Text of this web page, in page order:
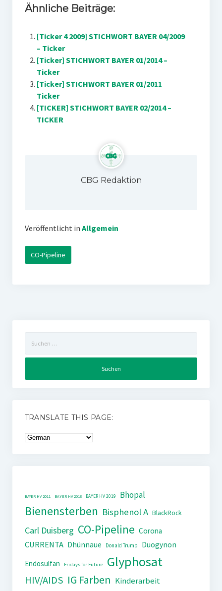
Ähnliche Beiträge:
[Ticker 4 2009] STICHWORT BAYER 04/2009
– Ticker
[Ticker] STICHWORT BAYER 01/2014 –
Ticker
[Ticker] STICHWORT BAYER 01/2011
Ticker
[TICKER] STICHWORT BAYER 02/2014 –
TICKER
CBG Redaktion
Veröffentlicht in Allgemein
CO-Pipeline
nach:
TRANSLATE THIS PAGE:
BAYER HV 2011 BAYER HV 2018 BAYER HV 2019 Bhopal
Bienensterben Bisphenol A BlackRock
Carl Duisberg CO-Pipeline Corona
CURRENTA Dhünnaue Donald Trump
Duogynon
Endosulfan
Fridays for Future Glyphosat
HIV/AIDS IG Farben Kinderarbeit